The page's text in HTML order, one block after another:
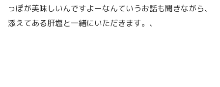
っぽが美味しいんですよーなんていうお話も聞きながら、
添えてある肝塩と一緒にいただきます。、